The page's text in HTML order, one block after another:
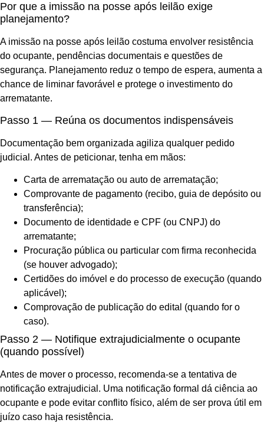
Por que a imissão na posse após leilão exige
planejamento?
A imissão na posse após leilão costuma envolver resistência
do ocupante, pendências documentais e questões de
segurança. Planejamento reduz o tempo de espera, aumenta a
chance de liminar favorável e protege o investimento do
arrematante.
Passo 1 — Reúna os documentos indispensáveis
Documentação bem organizada agiliza qualquer pedido
judicial. Antes de peticionar, tenha em mãos:
Carta de arrematação ou auto de arrematação;
Comprovante de pagamento (recibo, guia de depósito ou
transferência);
Documento de identidade e CPF (ou CNPJ) do
arrematante;
Procuração pública ou particular com firma reconhecida
(se houver advogado);
Certidões do imóvel e do processo de execução (quando
aplicável);
Comprovação de publicação do edital (quando for o
caso).
Passo 2 — Notifique extrajudicialmente o ocupante
(quando possível)
Antes de mover o processo, recomenda-se a tentativa de
notificação extrajudicial. Uma notificação formal dá ciência ao
ocupante e pode evitar conflito físico, além de ser prova útil em
juízo caso haja resistência.